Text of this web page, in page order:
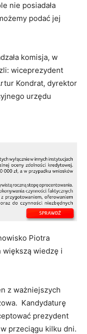
nie posiadała
podać jej
komisja, w
wiceprezydent
Kondrat, dyrektor
urzędu
Piotra
większą wiedzę i
z ważniejszych
Kandydaturę
prezydent
przeciągu kilku dni.